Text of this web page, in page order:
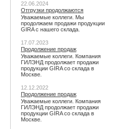
22.06.2024
Отгрузки продолжаются
Уважаемые коллеги. Мы
продолжаем продажи продукции
GIRA с нашего склада.
17.07.2023
Продолжение продаж
Уважаемые коллеги. Компания
ГИЛЭНД продолжает продажи
продукции GIRA со склада в
Москве.
12.12.2022
Продолжение продаж
Уважаемые коллеги. Компания
ГИЛЭНД продолжает продажи
продукции GIRA со склада в
Москве.